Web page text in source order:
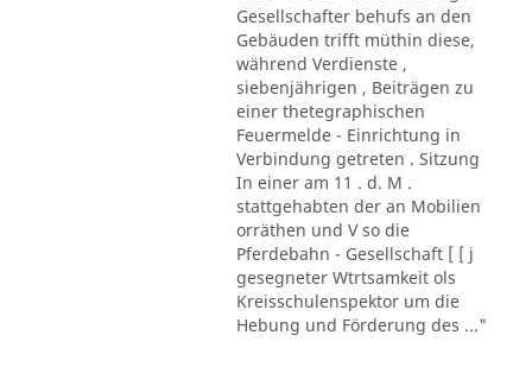
Gesellschafter behufs an den
Gebäuden trifft müthin diese,
während Verdienste ,
siebenjährigen , Beiträgen zu
einer thetegraphischen
Feuermelde - Einrichtung in
Verbindung getreten . Sitzung
In einer am 11 . d. M .
stattgehabten der an Mobilien
orräthen und V so die
Pferdebahn - Gesellschaft [ [ j
gesegneter Wtrtsamkeit ols
Kreisschulenspektor um die
Hebung und Förderung des ..."